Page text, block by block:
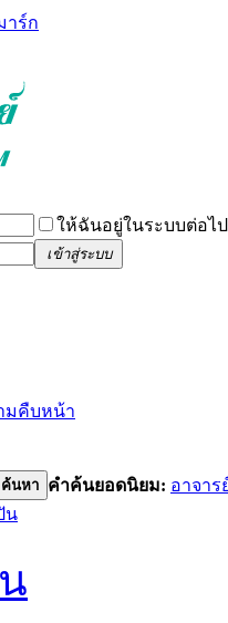
าร์ก
ให้ฉันอยู่ในระบบต่อไป
เข้าสู่ระบบ
มคืบหน้า
ค้นหา คำค้นยอดนิยม: อาจาร
น